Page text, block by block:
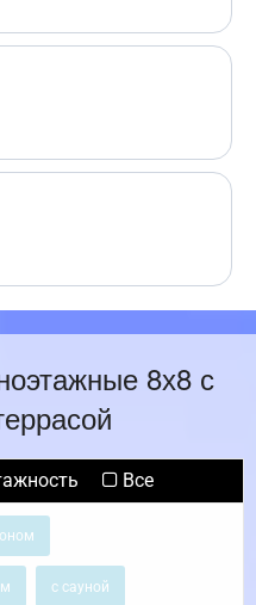
8х8 с
Все
с сауной